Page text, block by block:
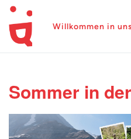
Willkommen in
Sommer in